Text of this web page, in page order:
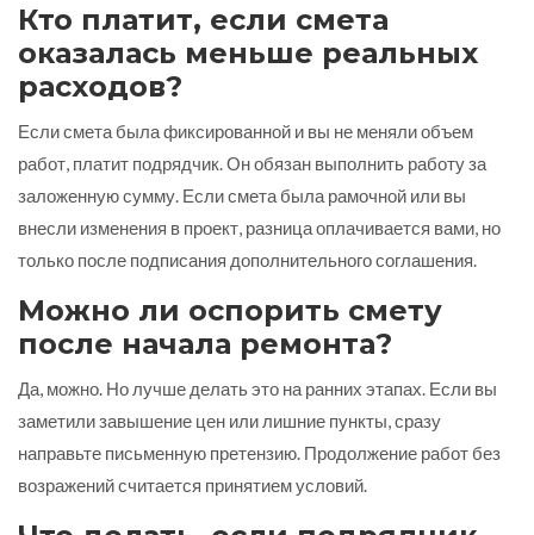
Кто платит, если смета
оказалась меньше реальных
расходов?
Если смета была фиксированной и вы не меняли объем
работ, платит подрядчик. Он обязан выполнить работу за
заложенную сумму. Если смета была рамочной или вы
внесли изменения в проект, разница оплачивается вами, но
только после подписания дополнительного соглашения.
Можно ли оспорить смету
после начала ремонта?
Да, можно. Но лучше делать это на ранних этапах. Если вы
заметили завышение цен или лишние пункты, сразу
направьте письменную претензию. Продолжение работ без
возражений считается принятием условий.